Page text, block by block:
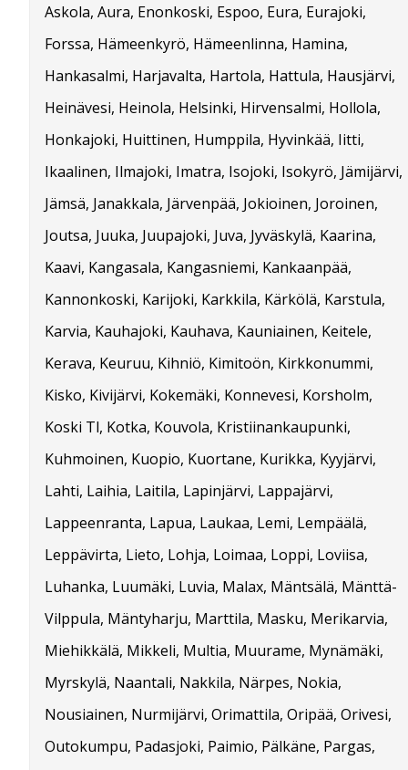
Askola, Aura, Enonkoski, Espoo, Eura, Eurajoki,
Forssa, Hämeenkyrö, Hämeenlinna, Hamina,
Hankasalmi, Harjavalta, Hartola, Hattula, Hausjärvi,
Heinävesi, Heinola, Helsinki, Hirvensalmi, Hollola,
Honkajoki, Huittinen, Humppila, Hyvinkää, Iitti,
Ikaalinen, Ilmajoki, Imatra, Isojoki, Isokyrö, Jämijärvi,
Jämsä, Janakkala, Järvenpää, Jokioinen, Joroinen,
Joutsa, Juuka, Juupajoki, Juva, Jyväskylä, Kaarina,
Kaavi, Kangasala, Kangasniemi, Kankaanpää,
Kannonkoski, Karijoki, Karkkila, Kärkölä, Karstula,
Karvia, Kauhajoki, Kauhava, Kauniainen, Keitele,
Kerava, Keuruu, Kihniö, Kimitoön, Kirkkonummi,
Kisko, Kivijärvi, Kokemäki, Konnevesi, Korsholm,
Koski Tl, Kotka, Kouvola, Kristiinankaupunki,
Kuhmoinen, Kuopio, Kuortane, Kurikka, Kyyjärvi,
Lahti, Laihia, Laitila, Lapinjärvi, Lappajärvi,
Lappeenranta, Lapua, Laukaa, Lemi, Lempäälä,
Leppävirta, Lieto, Lohja, Loimaa, Loppi, Loviisa,
Luhanka, Luumäki, Luvia, Malax, Mäntsälä, Mänttä-
Vilppula, Mäntyharju, Marttila, Masku, Merikarvia,
Miehikkälä, Mikkeli, Multia, Muurame, Mynämäki,
Myrskylä, Naantali, Nakkila, Närpes, Nokia,
Nousiainen, Nurmijärvi, Orimattila, Oripää, Orivesi,
Outokumpu, Padasjoki, Paimio, Pälkäne, Pargas,